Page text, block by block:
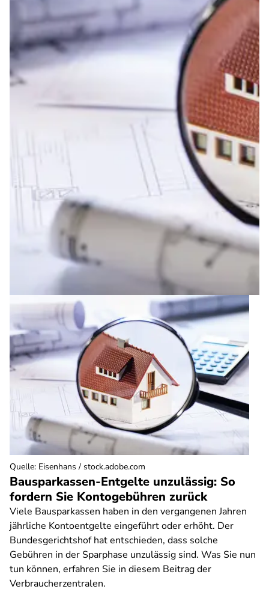
Bausparkassen-Entgelte unzulässig: So
fordern Sie Kontogebühren zurück
Viele Bausparkassen haben in den vergangenen Jahren
jährliche Kontoentgelte eingeführt oder erhöht. Der
Bundesgerichtshof hat entschieden, dass solche
Gebühren in der Sparphase unzulässig sind. Was Sie nun
tun können, erfahren Sie in diesem Beitrag der
Verbraucherzentralen.
Quelle: Eisenhans / stock.adobe.com